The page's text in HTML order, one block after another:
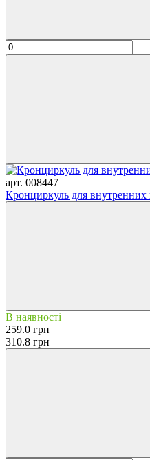
арт. 008447
Кронциркуль для
В наявності
259.0 грн
310.8 грн